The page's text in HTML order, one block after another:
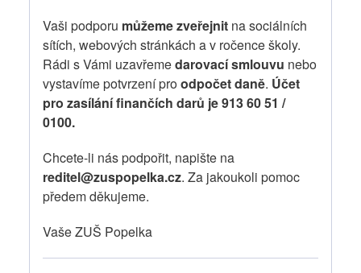
Vaši podporu můžeme zveřejnit na sociálních
sítích, webových stránkách a v ročence školy.
Rádi s Vámi uzavřemedarovací smlouvu nebo
vystavíme potvrzení proodpočet daně. Účet
pro zasílání finančích darů je 913 60 51 /
0100.
Chcete-li nás podpořit, napište na
reditel@zuspopelka.cz. Za jakoukoli pomoc
předem děkujeme.
Vaše ZUŠ Popelka